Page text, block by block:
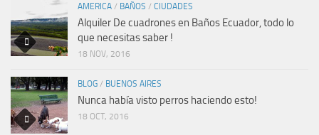
AMERICA / BAÑOS / CIUDADES
Alquiler De cuadrones en Baños Ecuador, todo lo
que necesitas saber !
18 NOV, 2016
BLOG / BUENOS AIRES
Nunca había visto perros haciendo esto!
18 OCT, 2016